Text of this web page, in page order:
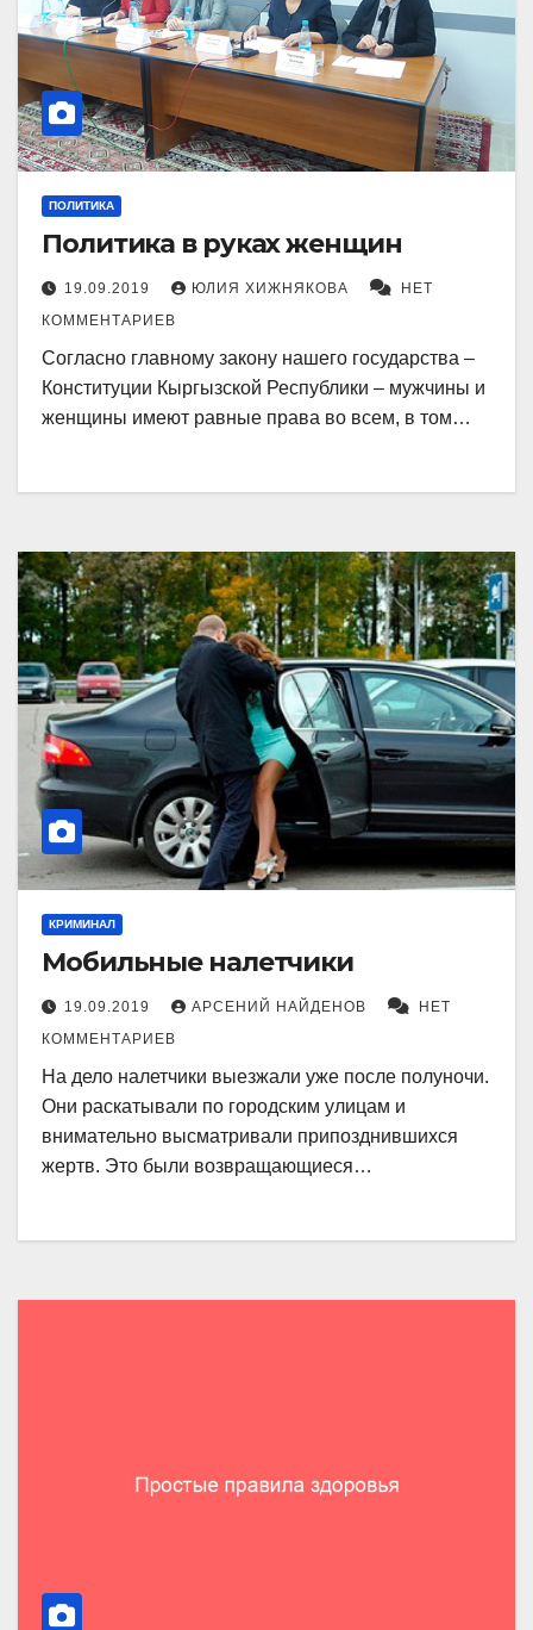
ПОЛИТИКА
Политика в руках женщин
19.09.2019 ЮЛИЯ ХИЖНЯКОВА
НЕТ
КОММЕНТАРИЕВ
Согласно главному закону нашего государства –
Конституции Кыргызской Республики – мужчины и
женщины имеют равные права во всем, в том…
КРИМИНАЛ
Мобильные налетчики
19.09.2019 АРСЕНИЙ НАЙДЕНОВ
НЕТ
КОММЕНТАРИЕВ
На дело налетчики выезжали уже после полуночи.
Они раскатывали по городским улицам и
внимательно высматривали припозднившихся
жертв. Это были возвращающиеся…